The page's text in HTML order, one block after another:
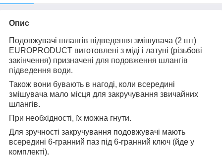
Опис
Подовжувачі шлангів підведення змішувача (2 шт)
EUROPRODUCT виготовлені з міді і латуні (різьбові
закінчення) призначені для подовження шлангів
підведення води.
Також вони бувають в нагоді, коли всередині
змішувача мало місця для закручування звичайних
шлангів.
При необхідності, їх можна гнути.
Для зручності закручування подовжувачі мають
всередині 6-гранний паз під 6-гранний ключ (йде у
комплекті).